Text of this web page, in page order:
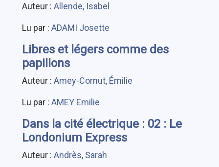
Auteur : Allende, Isabel
Lu par : ADAMI Josette
Libres et légers comme des
papillons
Auteur : Amey-Cornut, Émilie
Lu par : AMEY Emilie
Dans la cité électrique : 02 : Le
Londonium Express
Auteur : Andrès, Sarah